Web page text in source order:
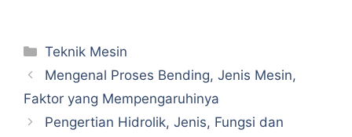
Categories
Teknik Mesin
Mengenal Proses Bending, Jenis Mesin,
Faktor yang Mempengaruhinya
Pengertian Hidrolik, Jenis, Fungsi dan